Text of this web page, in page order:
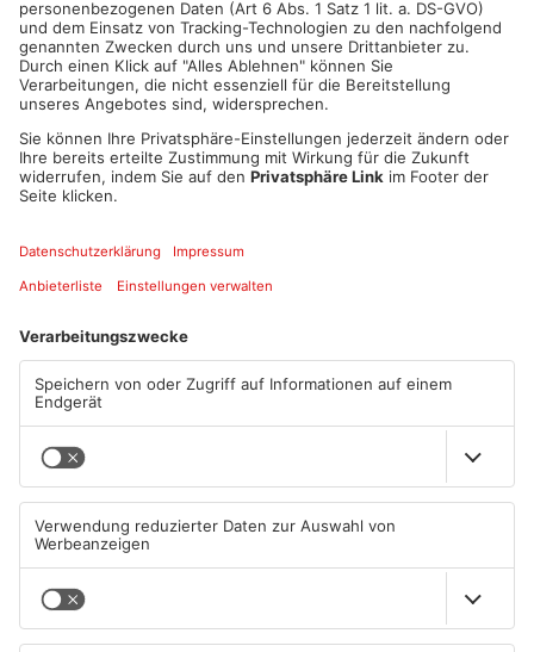
ANZEIGE
Primaveraland
Diese Maislabyrinthe im
Primaveraland haben schon
geöffnet
08.08.2026, 09:45 UHR IN
PRIMAVERALAND
Ferienende: ADAC erwartet
Primaveraland
PRIMAVERALAND